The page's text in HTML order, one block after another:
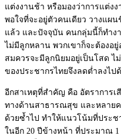
แต่งงานช้า หรือมองว่าการแต่ง
พอใจที่จะอยู่ตัวคนเดียว วางแผ
แล้ว และปัจจุบัน คนกลุ่มนี้ก็ทำงา
ไม่มีลูกหลาน พวกเขาก็จะต้องอ
สมควรจะมีลูกนิยมอยู่เป็นโสด ไ
ของประชากรไทยจึงลดต่ำลงไป
อีกสาเหตุที่สำคัญ คือ อัตราการ
ทางด้านสาธารณสุข และหลาย
ด้วยซ้ำไป ทำให้แนวโน้มที่ประช
ในอีก 20 ปีข้างหน้า ที่ประมาณ 1